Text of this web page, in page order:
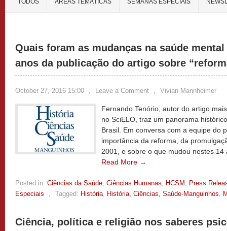
TODOS ÁREAS TEMÁTICAS SEMANAS ESPECIAIS
Quais foram as mudanças na saúde
anos da publicação do artigo sobre
October 27, 2016 15:00 , Leave a Comment , Vivian Mannheimer
Fernando Tenório, autor do artigo
no SciELO, traz um panorama
Brasil. Em conversa com a equipe do
importância da reforma, da
2001, e sobre o que mudou nestes
Read More →
Posted in: Ciências da Saúde, Ciências Humanas, HCSM , Press
Especiais
, Tagged: História, História, Ciências, Saúde-Manguinhos,
Ciência, política e religião nos saberes